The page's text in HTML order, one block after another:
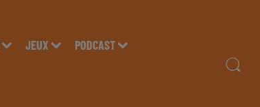
JEUX PODCAST